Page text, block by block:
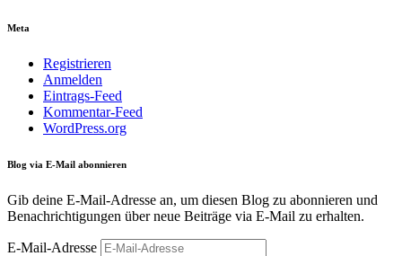
Meta
Registrieren
Anmelden
Eintrags-Feed
Kommentar-Feed
WordPress.org
Blog via E-Mail abonnieren
Gib deine E-Mail-Adresse an, um diesen Blog zu abonnieren und
Benachrichtigungen über neue Beiträge via E-Mail zu erhalten.
E-Mail-Adresse